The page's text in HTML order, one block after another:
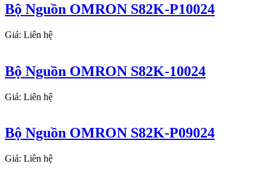
Bộ Nguồn OMRON S82K-P10024
Giá: Liên hệ
Bộ Nguồn OMRON S82K-10024
Giá: Liên hệ
Bộ Nguồn OMRON S82K-P09024
Giá: Liên hệ